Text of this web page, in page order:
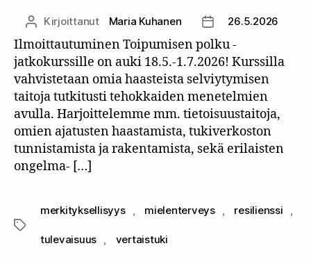
Kirjoittaja
Kirjoittanut Maria Kuhanen Julkaisupäivämäärä
26.5.2026
Ilmoittautuminen Toipumisen polku -
jatkokurssille on auki 18.5.-1.7.2026! Kurssilla
vahvistetaan omia haasteista selviytymisen
taitoja tutkitusti tehokkaiden menetelmien
avulla. Harjoittelemme mm. tietoisuustaitoja,
omien ajatusten haastamista, tukiverkoston
tunnistamista ja rakentamista, sekä erilaisten
ongelma- […]
Avainsanat
merkityksellisyys mielenterveys resilienssi
tulevaisuus vertaistuki